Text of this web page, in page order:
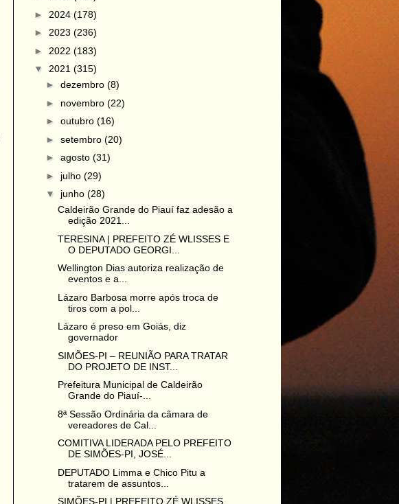
► 2024 (178)
► 2023 (236)
► 2022 (183)
▼ 2021 (315)
► dezembro (8)
► novembro (22)
► outubro (16)
► setembro (20)
► agosto (31)
► julho (29)
▼ junho (28)
Caldeirão Grande do Piauí faz adesão a
edição 2021...
TERESINA | PREFEITO ZÉ WLISSES E
O DEPUTADO GEORGI...
Wellington Dias autoriza realização de
eventos e a...
Lázaro Barbosa morre após troca de
tiros com a pol...
Lázaro é preso em Goiás, diz
governador
SIMÕES-PI – REUNIÃO PARA TRATAR
DO PROJETO DE INST...
Prefeitura Municipal de Caldeirão
Grande do Piauí-...
8ª Sessão Ordinária da câmara de
vereadores de Cal...
COMITIVA LIDERADA PELO PREFEITO
DE SIMÕES-PI, JOSÉ...
DEPUTADO Limma e Chico Pitu a
tratarem de assuntos...
SIMÕES-PI | PREFEITO ZÉ WLISSES,